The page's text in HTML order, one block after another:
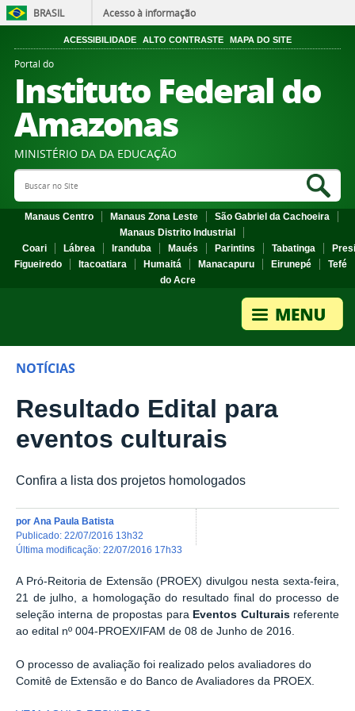
BRASIL Acesso à informação
ACESSIBILIDADE ALTO CONTRASTE MAPA DO SITE
Portal do
Instituto Federal do
Amazonas
MINISTÉRIO DA DA EDUCAÇÃO
Search Site
Manaus Centro Manaus Zona Leste
São Gabriel da Cachoeira
Manaus Distrito Industrial
Coari
Lábrea Iranduba Maués Parintins Tabatinga
Figueiredo
Itacoatiara Humaitá Manacapuru Eirunepé
Tefé
do Acre
NOTÍCIAS
Resultado Edital para
eventos culturais
Confira a lista dos projetos homologados
por Ana Paula Batista
publicado: 22/07/2016 13h32
última modificação: 22/07/2016 17h33
A Pró-Reitoria de Extensão (PROEX) divulgou nesta sexta-feira,
21 de julho, a homologação do resultado final do processo de
seleção interna de propostas para Eventos Culturaisreferente
ao edital nº 004-PROEX/IFAM de 08 de Junho de 2016.
O processo de avaliação foi realizado pelos avaliadores do
Comitê de Extensão e do Banco de Avaliadores da PROEX.